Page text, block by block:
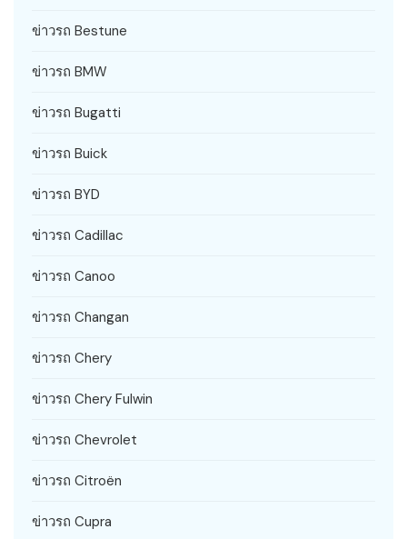
ข่าวรถ Bestune
ข่าวรถ BMW
ข่าวรถ Bugatti
ข่าวรถ Buick
ข่าวรถ BYD
ข่าวรถ Cadillac
ข่าวรถ Canoo
ข่าวรถ Changan
ข่าวรถ Chery
ข่าวรถ Chery Fulwin
ข่าวรถ Chevrolet
ข่าวรถ Citroën
ข่าวรถ Cupra